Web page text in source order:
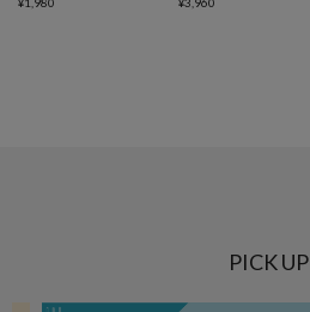
¥1,980
¥3,960
PICK UP